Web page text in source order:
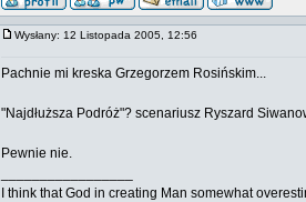
Wysłany: 12 Listopada 2005, 12:56
Pachnie mi kreska Grzegorzem Rosińskim...
"Najdłuższa Podróż"? scenariusz Ryszard
Pewnie nie.
I think that God in creating Man somewhat